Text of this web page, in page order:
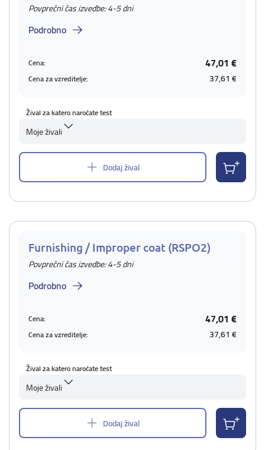
Povprečni čas izvedbe: 4-5 dni
Podrobno
Cena: 47,01 €
Cena za vzreditelje: 37,61 €
Žival za katero naročate test
Moje živali
Dodaj žival
Furnishing / Improper coat (RSPO2)
Povprečni čas izvedbe: 4-5 dni
Podrobno
Cena: 47,01 €
Cena za vzreditelje: 37,61 €
Žival za katero naročate test
Moje živali
Dodaj žival